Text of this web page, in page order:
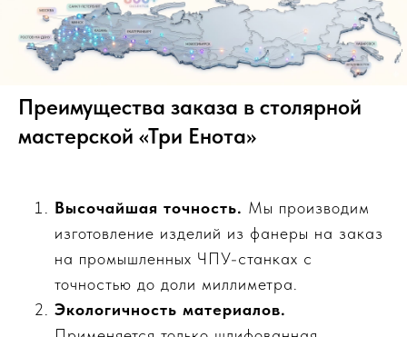
Преимущества заказа в столярной
мастерской «Три Енота»
Высочайшая точность. Мы производим
изготовление изделий из фанеры на заказ
на промышленных ЧПУ-станках с
точностью до доли миллиметра.
Экологичность материалов.